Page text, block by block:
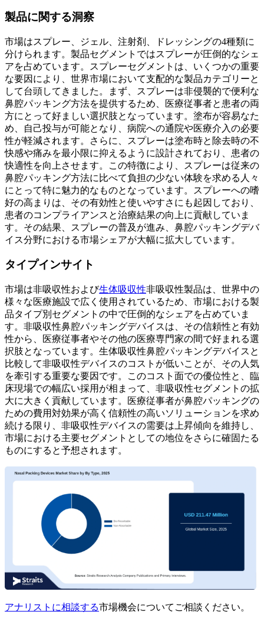
製品に関する洞察
市場はスプレー、ジェル、注射剤、ドレッシングの4種類に
分けられます。製品セグメントではスプレーが圧倒的なシェ
アを占めています。スプレーセグメントは、いくつかの重要
な要因により、世界市場において支配的な製品カテゴリーと
して台頭してきました。まず、スプレーは非侵襲的で便利な
鼻腔パッキング方法を提供するため、医療従事者と患者の両
方にとって好ましい選択肢となっています。塗布が容易なた
め、自己投与が可能となり、病院への通院や医療介入の必要
性が軽減されます。さらに、スプレーは塗布時と除去時の不
快感や痛みを最小限に抑えるように設計されており、患者の
快適性を向上させます。この特徴により、スプレーは従来の
鼻腔パッキング方法に比べて負担の少ない体験を求める人々
にとって特に魅力的なものとなっています。スプレーへの嗜
好の高まりは、その有効性と使いやすさにも起因しており、
患者のコンプライアンスと治療結果の向上に貢献していま
す。その結果、スプレーの普及が進み、鼻腔パッキングデバ
イス分野における市場シェアが大幅に拡大しています。
タイプインサイト
市場は非吸収性および生体吸収性非吸収性製品は、世界中の
様々な医療施設で広く使用されているため、市場における製
品タイプ別セグメントの中で圧倒的なシェアを占めていま
す。非吸収性鼻腔パッキングデバイスは、その信頼性と有効
性から、医療従事者やその他の医療専門家の間で好まれる選
択肢となっています。生体吸収性鼻腔パッキングデバイスと
比較して非吸収性デバイスのコストが低いことが、その人気
を牽引する重要な要因です。このコスト面での優位性と、臨
床現場での幅広い採用が相まって、非吸収性セグメントの拡
大に​​大きく貢献しています。医療従事者が鼻腔パッキングの
ための費用対効果が高く信頼性の高いソリューションを求め
続ける限り、非吸収性デバイスの需要は上昇傾向を維持し、
市場における主要セグメントとしての地位をさらに確固たる
ものにすると予想されます。
アナリストに相談する市場機会についてご相談ください。